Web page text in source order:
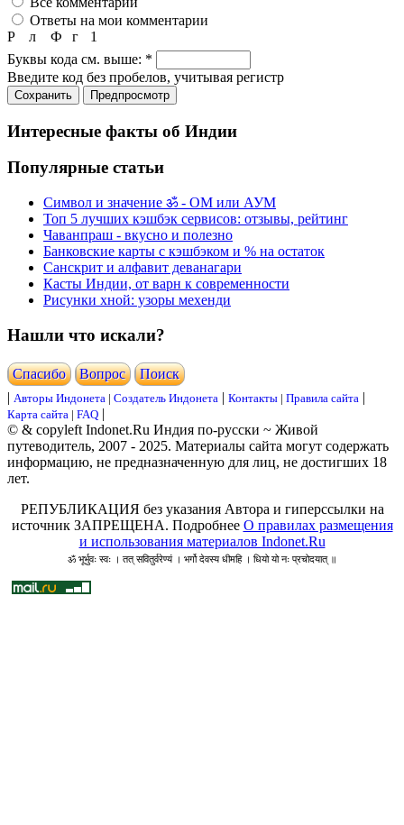
Ответы на мои комментарии
г
Ф
л
Р
1
Буквы кода см. выше: *
Введите код без пробелов, учитывая регистр
Интересные факты об Индии
Популярные статьи
Символ и значение ॐ - ОМ или АУМ
Топ 5 лучших кэшбэк сервисов: отзывы, рейтинг
Чаванпраш - вкусно и полезно
Банковские карты с кэшбэком и % на остаток
Санскрит и алфавит деванагари
Касты Индии, от варн к современности
Рисунки хной: узоры мехенди
Нашли что искали?
Cпасибо Вопрос
Поиск
| Авторы Индонета | Создатель Индонета | Контакты | Правила сайта |
Карта сайта | FAQ |
© & copyleft Indonet.Ru Индия по-русски ~ Живой
путеводитель, 2007 - 2025. Материалы сайта могут содержать
информацию, не предназначенную для лиц, не достигших 18
лет.
РЕПУБЛИКАЦИЯ без указания Автора и гиперссылки на
источник ЗАПРЕЩЕНА. Подробнее О правилах размещения
и использования материалов Indonet.Ru
ॐ भूर्भुवः स्वः । तत् सवितुर्वरेण्यं । भर्गो देवस्य धीमहि । धियो यो नः प्रचोदयात् ॥